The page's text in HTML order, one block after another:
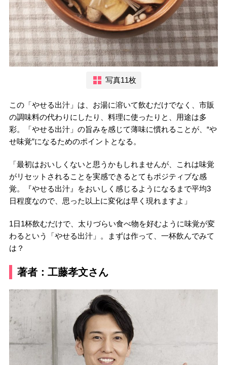
写真11枚
この「やせる出汁」は、お湯に溶いて飲むだけでなく、市販
の調味料の代わりにしたり、料理に使ったりと、用途は多
彩。「やせる出汁」の旨みを感じて薄味に慣れることが、“や
せ味覚”になるためのポイントとなる。
「最初はおいしくないと思うかもしれませんが、これは味覚
がリセットされることを実感できるとてもポジティブな感
覚。『やせる出汁』をおいしく感じるようになるまで平均3
日程度なので、思った以上に変化は早く現れますよ」
1日1杯飲むだけで、太りづらい食べ物を好むように味覚が変
わるという「やせる出汁」。まずは作って、一杯飲んでみて
は？
著者：工藤孝文さん